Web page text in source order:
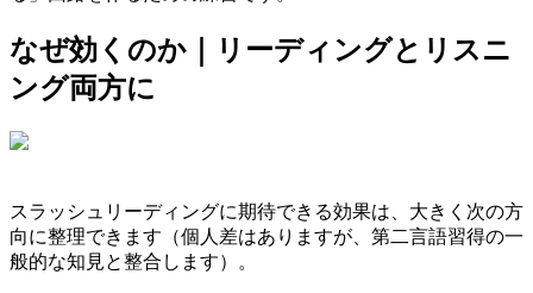
なぜ効くのか｜リーディングとリスニ
ング両方に
スラッシュリーディングに期待できる効果は、大きく次の方
向に整理できます（個人差はありますが、第二言語習得の一
般的な知見と整合します）。